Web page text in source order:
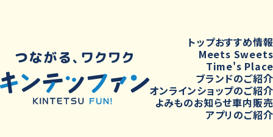
トップおすすめ情報
Meets Sweets
Time's Place
ブランドのご紹介
オンラインショップのご紹介
よみものお知らせ車内販売
アプリのご紹介